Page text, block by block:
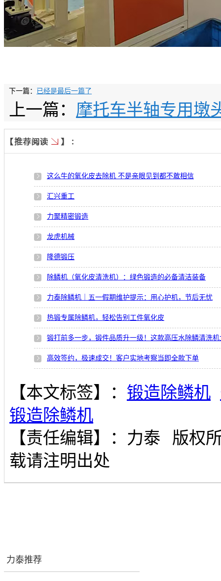
下一篇： 已经是最后一篇了
上一篇： 摩托车半轴专用墩
这么牛的氧化皮去除机 不是亲眼见到都不敢相信
汇兴重工
力聚精密锻造
龙虎机械
隆德锻压
除鳞机（氧化皮清洗机）：绿色锻造的必备清洁装备
力泰除鳞机｜五一假期维护提示：用心护机，节后无忧
热锻专属除鳞机，轻松告别工件氧化皮
锻打前多一步，锻件品质升一级！这款高压水除鳞清洗
高效签约，极速成交！客户实地考察当即全款下单
【本文标签】： 锻造除鳞机
锻造除鳞机
【责任编辑】： 力泰
版权
载请注明出处
力泰推荐